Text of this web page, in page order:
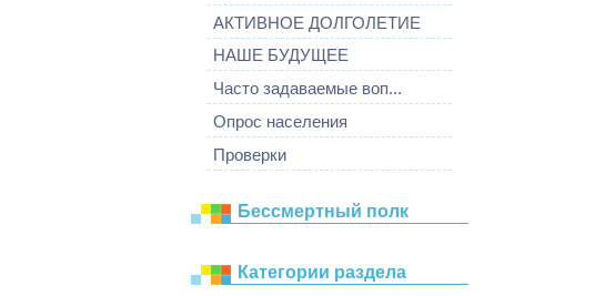
АКТИВНОЕ ДОЛГОЛЕТИЕ
НАШЕ БУДУЩЕЕ
Часто задаваемые воп...
Опрос населения
Проверки
Бессмертный полк
Категории раздела